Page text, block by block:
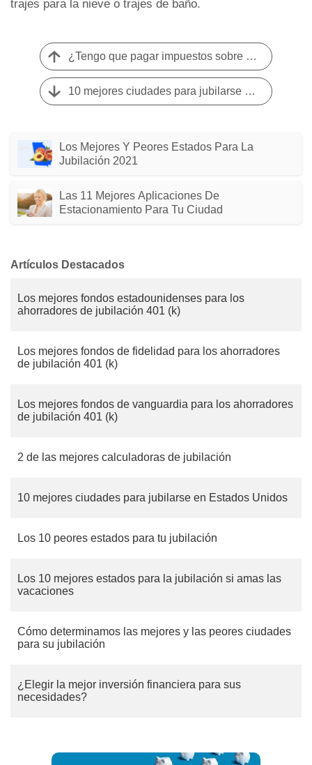
trajes para la nieve o trajes de baño.
¿Tengo que pagar impuestos sobre mi Seguro Social?
10 mejores ciudades para jubilarse en Estados Unidos
Los Mejores Y Peores Estados Para La
Jubilación 2021
Las 11 Mejores Aplicaciones De
Estacionamiento Para Tu Ciudad
Artículos Destacados
Los mejores fondos estadounidenses para los
ahorradores de jubilación 401 (k)
Los mejores fondos de fidelidad para los ahorradores
de jubilación 401 (k)
Los mejores fondos de vanguardia para los ahorradores
de jubilación 401 (k)
2 de las mejores calculadoras de jubilación
10 mejores ciudades para jubilarse en Estados Unidos
Los 10 peores estados para tu jubilación
Los 10 mejores estados para la jubilación si amas las
vacaciones
Cómo determinamos las mejores y las peores ciudades
para su jubilación
¿Elegir la mejor inversión financiera para sus
necesidades?